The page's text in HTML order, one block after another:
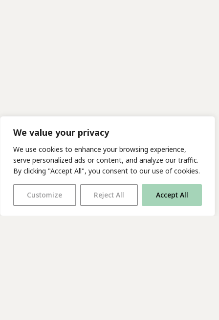
We value your privacy
We use cookies to enhance your browsing experience,
serve personalized ads or content, and analyze our traffic.
By clicking "Accept All", you consent to our use of cookies.
Customize Reject All Accept All